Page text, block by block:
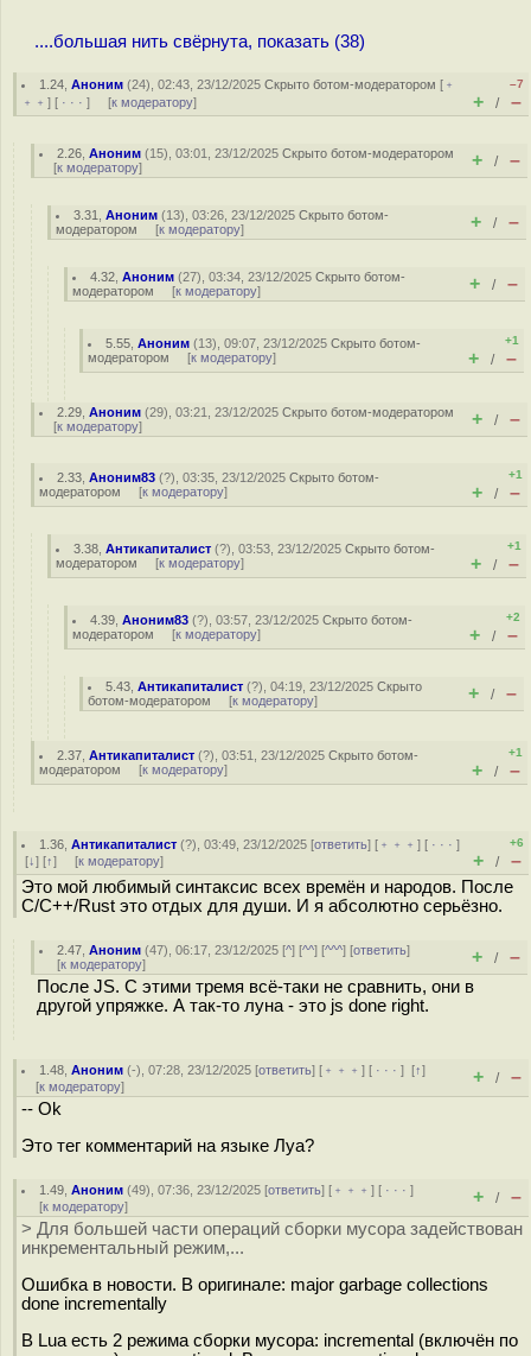
....большая нить свёрнута, показать (38)
1.24 ,Аноним (24), 02:43, 23/12/2025Скрыто ботом-модератором [ ﹢
﹢﹢ ] [ · · · ] [к модератору]
–7
+ / –
2.26 ,Аноним (15), 03:01, 23/12/2025Скрыто ботом-модератором
[к модератору] + / –
3.31 ,Аноним (13), 03:26, 23/12/2025Скрыто ботом-
модератором [к модератору] + / –
4.32 ,Аноним (27), 03:34, 23/12/2025Скрыто ботом-
модератором [к модератору] + / –
5.55 ,Аноним (13), 09:07, 23/12/2025Скрыто ботом-
модератором [к модератору]
+1
+ / –
2.29 ,Аноним (29), 03:21, 23/12/2025Скрыто ботом-модератором
[к модератору] + / –
2.33 ,Аноним83 (?), 03:35, 23/12/2025Скрыто ботом-
модератором [к модератору]
+1
+ / –
3.38 ,Антикапиталист (?), 03:53, 23/12/2025Скрыто ботом-
модератором [к модератору]
+1
+ / –
4.39 ,Аноним83 (?), 03:57, 23/12/2025Скрыто ботом-
модератором [к модератору]
+2
+ / –
5.43 ,Антикапиталист (?), 04:19, 23/12/2025Скрыто
ботом-модератором [к модератору] + / –
2.37 ,Антикапиталист (?), 03:51, 23/12/2025Скрыто ботом-
модератором [к модератору]
+1
+ / –
1.36 ,Антикапиталист (?), 03:49, 23/12/2025 [ответить] [ ﹢﹢﹢] [ · · ·]
[↓] [↑] [к модератору]
+6
+ / –
Это мой любимый синтаксис всех времён и народов. После
C/C++/Rust это отдых для души. И я абсолютно серьёзно.
2.47 ,Аноним (47), 06:17, 23/12/2025 [^] [^^] [^^^] [ответить]
[к модератору] + / –
После JS. С этими тремя всё-таки не сравнить, они в
другой упряжке. А так-то луна - это js done right.
1.48 ,Аноним (-), 07:28, 23/12/2025 [ответить] [ ﹢﹢﹢] [ · · ·][↑]
[к модератору] + / –
-- Ok
Это тег комментарий на языке Луа?
1.49 ,Аноним (49), 07:36, 23/12/2025 [ответить] [ ﹢﹢﹢] [ · · ·]
[к модератору] + / –
> Для большей части операций сборки мусора задействован
инкрементальный режим,...
Ошибка в новости. В оригинале: major garbage collections
done incrementally
В Lua есть 2 режима сборки мусора: incremental (включён по